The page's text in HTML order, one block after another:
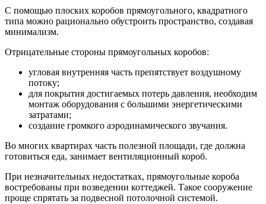
С помощью плоских коробов прямоугольного, квадратного
типа можно рационально обустроить пространство, создавая
минимализм.
Отрицательные стороны прямоугольных коробов:
угловая внутренняя часть препятствует воздушному
потоку;
для покрытия достигаемых потерь давления, необходим
монтаж оборудования с большими энергетическими
затратами;
создание громкого аэродинамического звучания.
Во многих квартирах часть полезной площади, где должна
готовиться еда, занимает вентиляционный короб.
При незначительных недостатках, прямоугольные короба
востребованы при возведении коттеджей. Такое сооружение
проще спрятать за подвесной потолочной системой.